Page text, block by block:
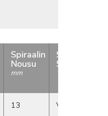
Spiraalin
Nousu
mm
Spiraalin
Suunta
13 Vasen